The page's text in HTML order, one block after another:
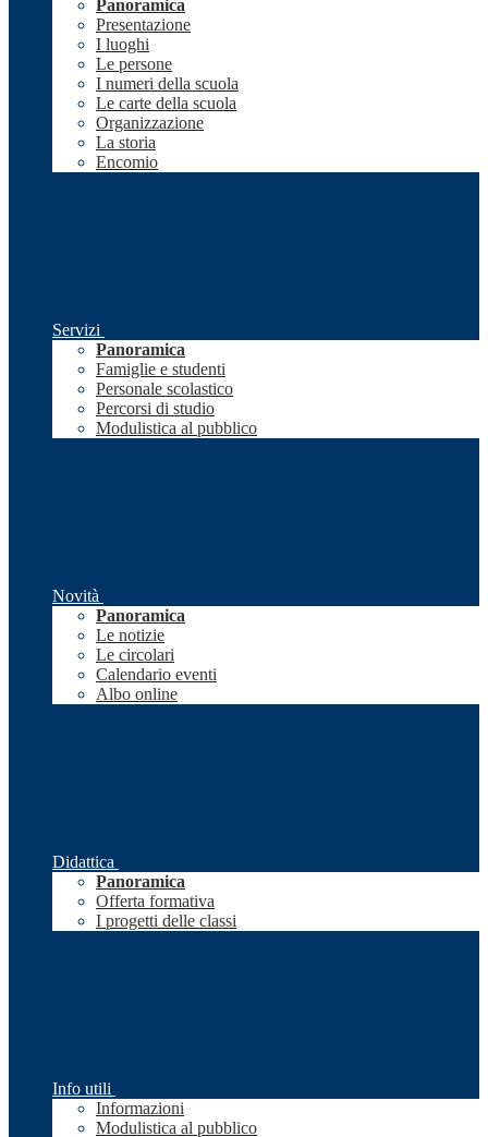
Panoramica
Presentazione
I luoghi
Le persone
I numeri della scuola
Le carte della scuola
Organizzazione
La storia
Encomio
Servizi
Panoramica
Famiglie e studenti
Personale scolastico
Percorsi di studio
Modulistica al pubblico
Novità
Panoramica
Le notizie
Le circolari
Calendario eventi
Albo online
Didattica
Panoramica
Offerta formativa
I progetti delle classi
Info utili
Informazioni
Modulistica al pubblico